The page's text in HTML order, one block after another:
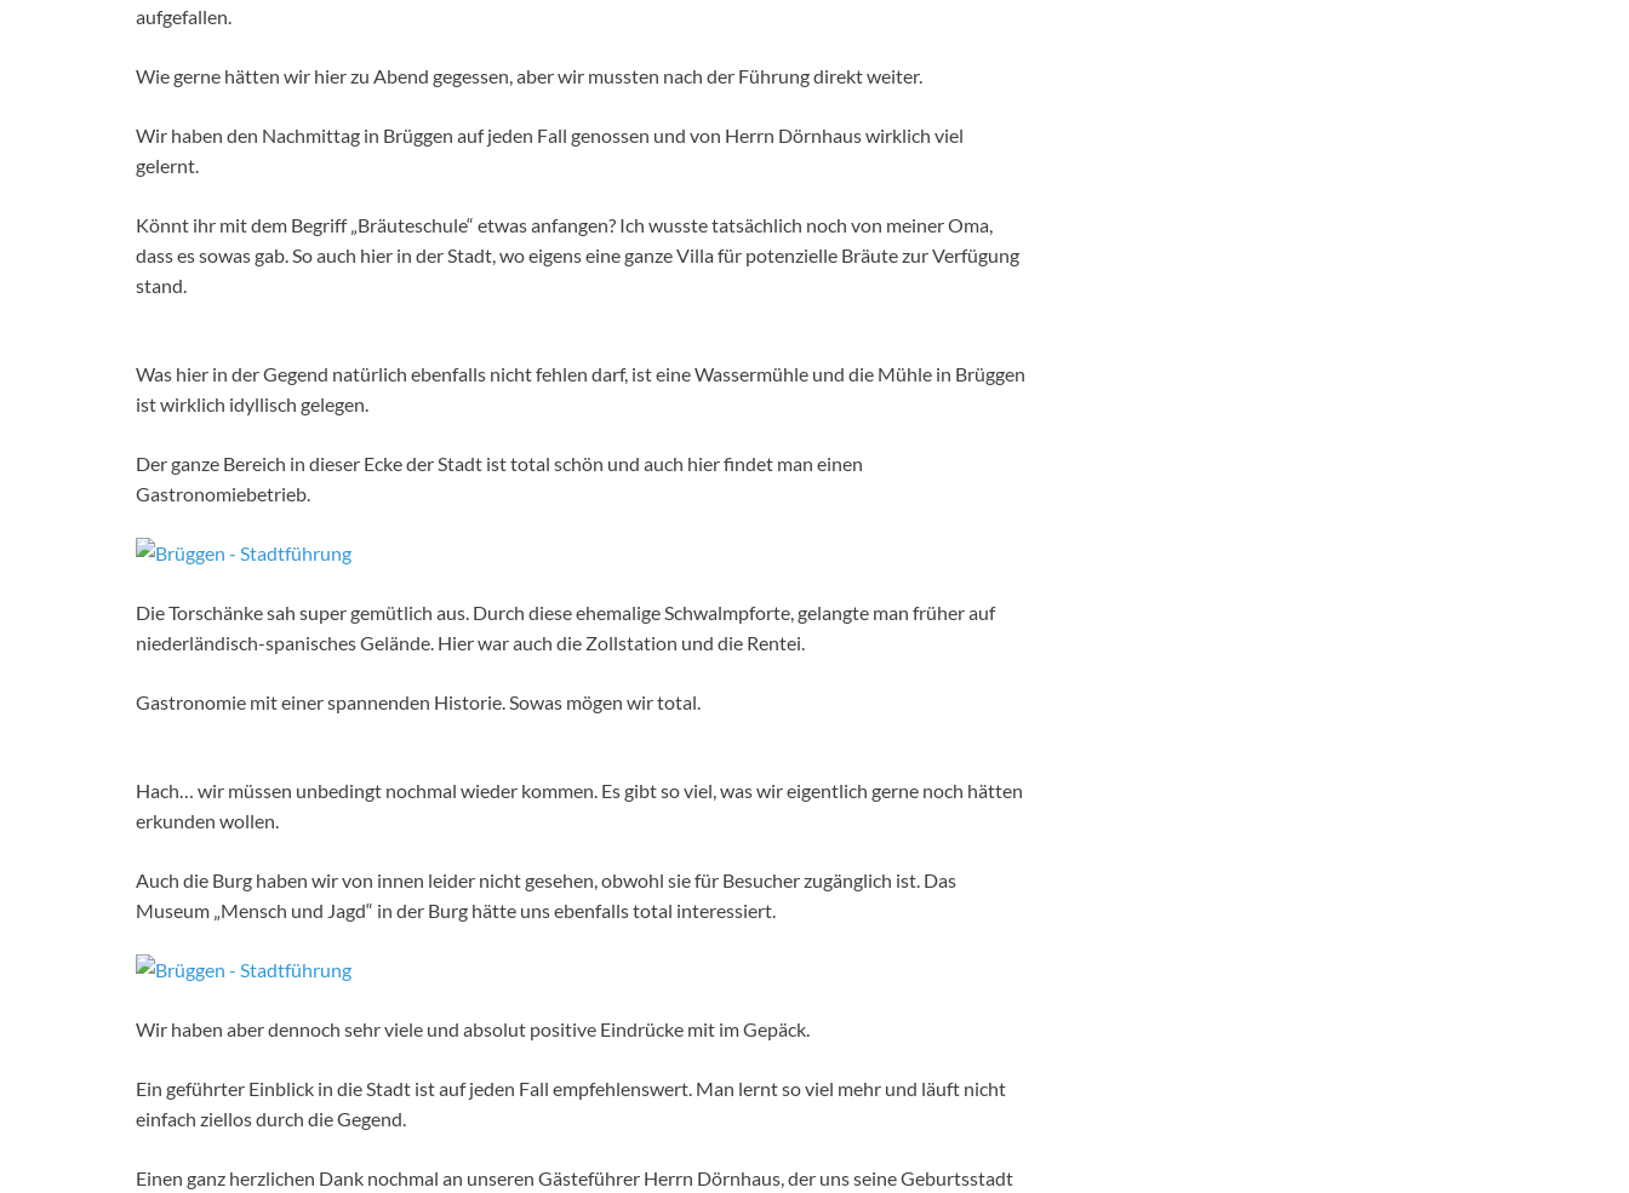
aufgefallen.
Wie gerne hätten wir hier zu Abend gegessen, aber wir mussten nach der Führung direkt weiter.
Wir haben den Nachmittag in Brüggen auf jeden Fall genossen und von Herrn Dörnhaus wirklich viel
gelernt.
Könnt ihr mit dem Begriff „Bräuteschule“ etwas anfangen? Ich wusste tatsächlich noch von meiner Oma,
dass es sowas gab. So auch hier in der Stadt, wo eigens eine ganze Villa für potenzielle Bräute zur Verfügung
stand.
Was hier in der Gegend natürlich ebenfalls nicht fehlen darf, ist eine Wassermühle und die Mühle in Brüggen
ist wirklich idyllisch gelegen.
Der ganze Bereich in dieser Ecke der Stadt ist total schön und auch hier findet man einen
Gastronomiebetrieb.
Die Torschänke sah super gemütlich aus. Durch diese ehemalige Schwalmpforte, gelangte man früher auf
niederländisch-spanisches Gelände. Hier war auch die Zollstation und die Rentei.
Gastronomie mit einer spannenden Historie. Sowas mögen wir total.
Hach… wir müssen unbedingt nochmal wieder kommen. Es gibt so viel, was wir eigentlich gerne noch hätten
erkunden wollen.
Auch die Burg haben wir von innen leider nicht gesehen, obwohl sie für Besucher zugänglich ist. Das
Museum „Mensch und Jagd“ in der Burg hätte uns ebenfalls total interessiert.
Wir haben aber dennoch sehr viele und absolut positive Eindrücke mit im Gepäck.
Ein geführter Einblick in die Stadt ist auf jeden Fall empfehlenswert. Man lernt so viel mehr und läuft nicht
einfach ziellos durch die Gegend.
Einen ganz herzlichen Dank nochmal an unseren Gästeführer Herrn Dörnhaus, der uns seine Geburtsstadt